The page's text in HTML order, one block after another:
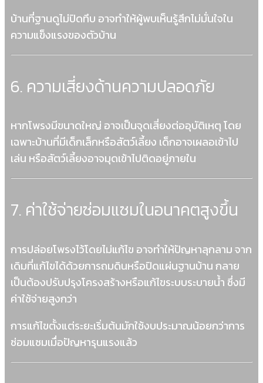
บ้านที่ฐานดูไม่ปิดทึบ อาจทำให้ผู้พบเห็นรู้สึกไม่มั่นใจใน
ความแข็งแรงของตัวบ้าน
6. ความเสี่ยงด้านความปลอดภัย
หากโพรงมีขนาดใหญ่ อาจเป็นจุดเสี่ยงต่ออุบัติเหตุ โดย
เฉพาะบ้านที่มีเด็กเล็กหรือสัตว์เลี้ยง เด็กอาจเผลอเข้าไป
เล่น หรือสัตว์เลี้ยงอาจมุดเข้าไปติดอยู่ภายใน
7. ค่าใช้จ่ายซ่อมแซมในอนาคตสูงขึ้น
การปล่อยโพรงไว้โดยไม่แก้ไข อาจทำให้ปัญหาลุกลาม จาก
เดิมที่แก้ไขได้ด้วยการถมดินหรือปิดแผ่นฐานบ้าน กลาย
เป็นต้องปรับปรุงโครงสร้างหรือแก้ไขระบบระบายน้ำ ซึ่งมี
ค่าใช้จ่ายสูงกว่า
การแก้ไขตั้งแต่ระยะเริ่มต้นมักใช้งบประมาณน้อยกว่าการ
ซ่อมแซมเมื่อปัญหารุนแรงแล้ว